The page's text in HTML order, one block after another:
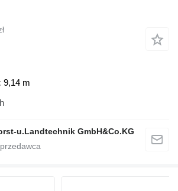
9,14 m
u.Landtechnik GmbH&Co.KG